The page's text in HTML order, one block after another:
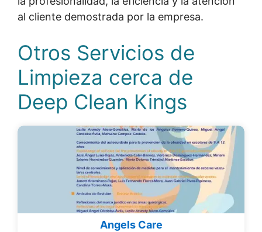
al cliente demostrada por la empresa.
Otros Servicios de
Limpieza cerca de
Deep Clean Kings
Angels Care